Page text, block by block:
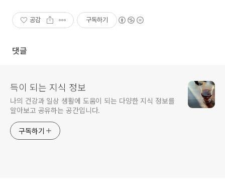
공감 구독하기
댓글
득이 되는 지식 정보
나의 건강과 일상 생활에 도움이 되는 다양한 지식 정보를
알아보고 공유하는 공간입니다.
구독하기